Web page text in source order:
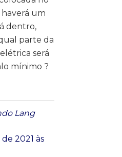
um
dentro,
parte da
será
mínimo ?
Lang
2021 às